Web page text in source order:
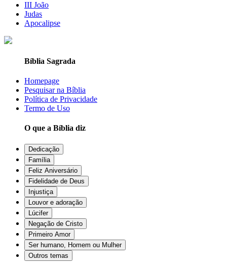
III João
Judas
Apocalipse
Bíblia Sagrada
Homepage
Pesquisar na Bíblia
Política de Privacidade
Termo de Uso
O que a Bíblia diz
Dedicação
Família
Feliz Aniversário
Fidelidade de Deus
Injustiça
Louvor e adoração
Lúcifer
Negação de Cristo
Primeiro Amor
Ser humano, Homem ou Mulher
Outros temas